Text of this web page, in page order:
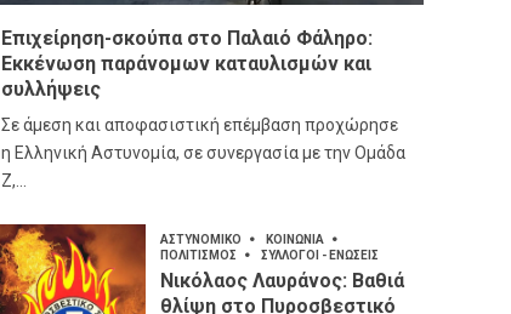
Επιχείρηση-σκούπα στο Παλαιό Φάληρο:
Εκκένωση παράνομων καταυλισμών και
συλλήψεις
Σε άμεση και αποφασιστική επέμβαση προχώρησε
η Ελληνική Αστυνομία, σε συνεργασία με την Ομάδα
Ζ,...
ΑΣΤΥΝΟΜΙΚΟ
ΚΟΙΝΩΝΙΑ
ΠΟΛΙΤΙΣΜΟΣ
ΣΥΛΛΟΓΟΙ - ΕΝΩΣΕΙΣ
Νικόλαος Λαυράνος: Βαθιά
θλίψη στο Πυροσβεστικό